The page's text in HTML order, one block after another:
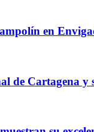
en
de Cartagena